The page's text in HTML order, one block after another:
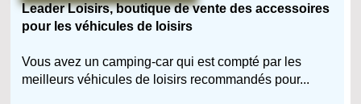
Leader Loisirs, boutique de vente des accessoires
pour les véhicules de loisirs
Vous avez un camping-car qui est compté par les
meilleurs véhicules de loisirs recommandés pour...